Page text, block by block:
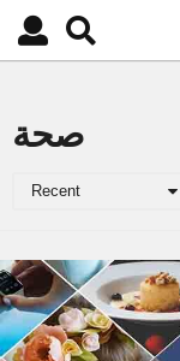
صحة
Recent